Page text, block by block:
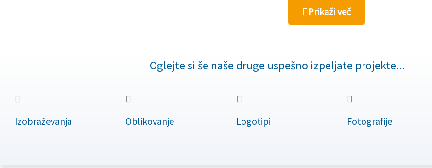
Prikaži več
Oglejte si še naše druge uspešno izpeljate projekte...
Izobraževanja Oblikovanje Logotipi Fotografije